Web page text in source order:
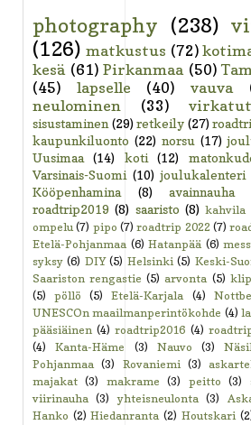
photography (238)
(126) matkustus (72)
kesä (61) Pirkanmaa (50)
(45)
lapselle (40) vauva
neulominen
(33)
sisustaminen (29) retkeily (27)
kaupunkiluonto (22) norsu (17)
Uusimaa
(14) koti (12)
Varsinais-Suomi (10) joulukalenteri
Kööpenhamina
(8) avainnauha
roadtrip2019 (8) saaristo (8) kahvila
ompelu (7) pipo (7) roadtrip 2022 (7)
Etelä-Pohjanmaa (6) Hatanpää (6)
syksy (6) DIY (5) Helsinki (5) Keski-
Saariston rengastie (5) arvonta (5)
(5)
pöllö (5) Etelä-Karjala (4)
UNESCOn maailmanperintökohde (4)
pääsiäinen (4) roadtrip2016 (4)
(4)
Kanta-Häme (3) Nauvo (3)
Pohjanmaa (3) Rovaniemi (3)
majakat (3) makrame (3) peitto (3)
viirinauha (3) yhteisneulonta (3)
Hanko (2) Hiedanranta (2) Houtskari